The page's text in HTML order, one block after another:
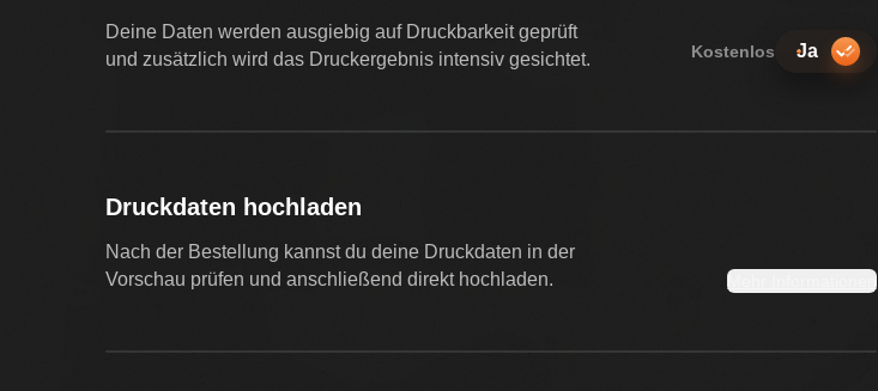
Deine Daten werden ausgiebig auf Druckbarkeit geprüft
und zusätzlich wird das Druckergebnis intensiv gesichtet.
Kostenlos Ja
Druckdaten hochladen
Nach der Bestellung kannst du deine Druckdaten in der
Vorschau prüfen und anschließend direkt hochladen.
Mehr Informationen